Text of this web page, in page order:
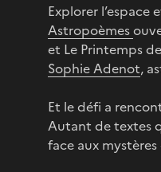
Explorer
Astropoèmes
et Le Printemps
Sophie Adenot,
Et le défi a
Autant de textes
face aux mystères